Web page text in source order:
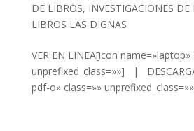
DE LIBROS, INVESTIGACIONES DE
LIBROS LAS DIGNAS
VER EN LINEA[icon name=»laptop»
unprefixed_class=»»] |
pdf-o» class=»»